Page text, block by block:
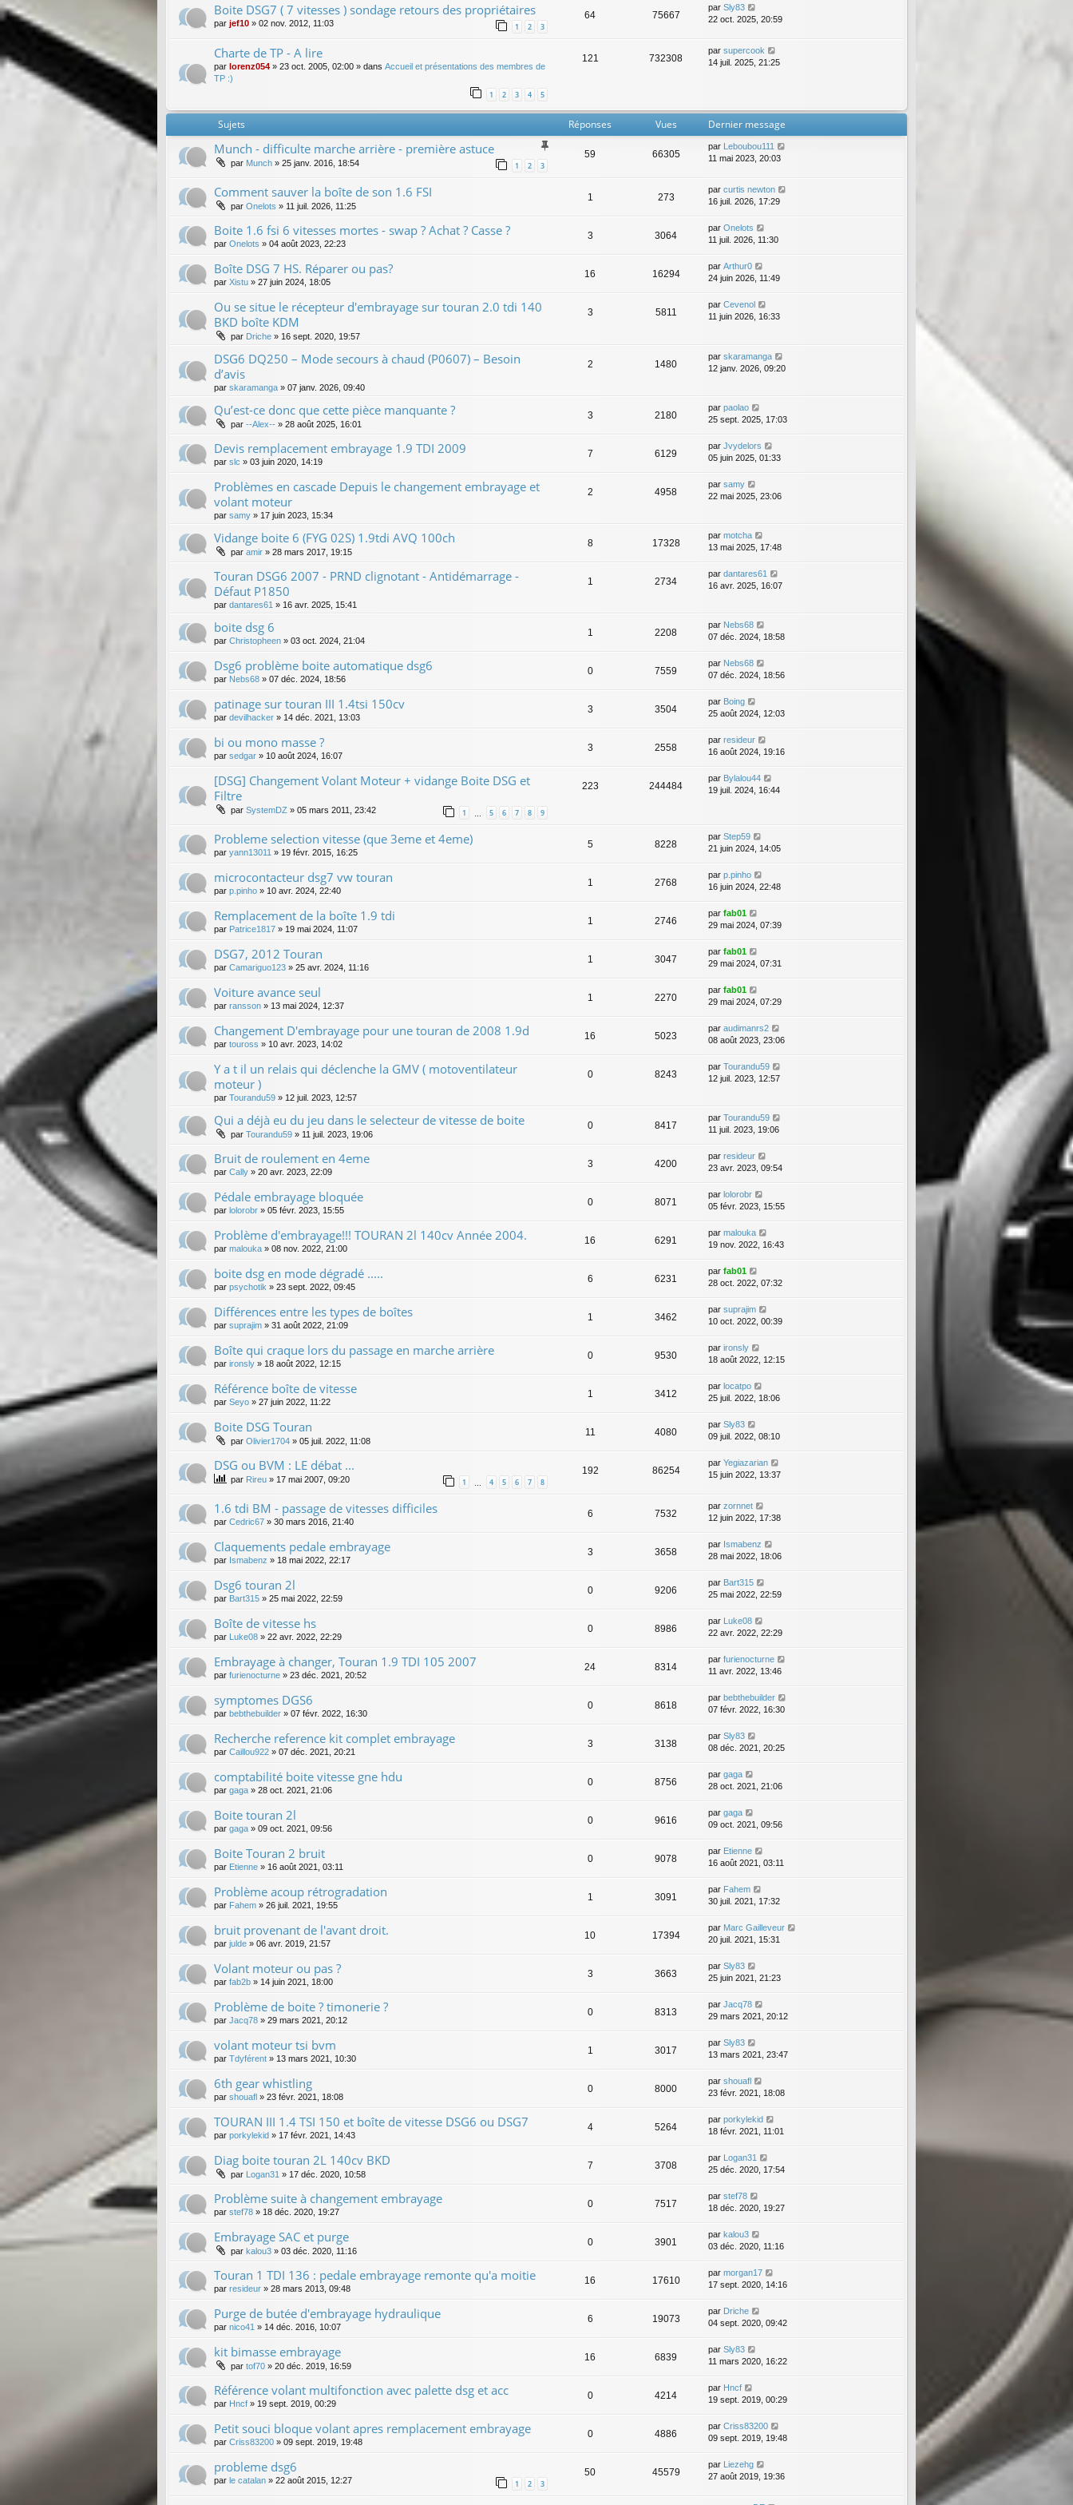
Boite DSG7 ( 7 vitesses ) sondage retours des propriétaires
par jef10 » 02 nov. 2012, 11:03 1 2 3
64 75667
par Sly83
22 oct. 2025, 20:59
Charte de TP - A lire
par lorenz054 » 23 oct. 2005, 02:00 » dans Accueil et présentations des membres de
TP :)
1 2 3 4 5
121 732308
par supercook
14 juil. 2025, 21:25
Sujets Réponses Vues Dernier message
Munch - difficulte marche arrière - première astuce
par Munch » 25 janv. 2016, 18:54 1 2 3
59 66305
par Leboubou111
11 mai 2023, 20:03
Comment sauver la boîte de son 1.6 FSI
par Onelots » 11 juil. 2026, 11:25
1 273
par curtis newton
16 juil. 2026, 17:29
Boite 1.6 fsi 6 vitesses mortes - swap ? Achat ? Casse ?
par Onelots » 04 août 2023, 22:23
3 3064
par Onelots
11 juil. 2026, 11:30
Boîte DSG 7 HS. Réparer ou pas?
par Xistu » 27 juin 2024, 18:05
16 16294
par Arthur0
24 juin 2026, 11:49
Ou se situe le récepteur d'embrayage sur touran 2.0 tdi 140
BKD boîte KDM
par Driche » 16 sept. 2020, 19:57
3 5811
par Cevenol
11 juin 2026, 16:33
DSG6 DQ250 – Mode secours à chaud (P0607) – Besoin
d’avis
par skaramanga » 07 janv. 2026, 09:40
2 1480
par skaramanga
12 janv. 2026, 09:20
Qu’est-ce donc que cette pièce manquante ?
par --Alex-- » 28 août 2025, 16:01
3 2180
par paolao
25 sept. 2025, 17:03
Devis remplacement embrayage 1.9 TDI 2009
par slc » 03 juin 2020, 14:19
7 6129
par Jvydelors
05 juin 2025, 01:33
Problèmes en cascade Depuis le changement embrayage et
volant moteur
par samy » 17 juin 2023, 15:34
2 4958
par samy
22 mai 2025, 23:06
Vidange boite 6 (FYG 02S) 1.9tdi AVQ 100ch
par amir » 28 mars 2017, 19:15
8 17328
par motcha
13 mai 2025, 17:48
Touran DSG6 2007 - PRND clignotant - Antidémarrage -
Défaut P1850
par dantares61 » 16 avr. 2025, 15:41
1 2734
par dantares61
16 avr. 2025, 16:07
boite dsg 6
par Christopheen » 03 oct. 2024, 21:04
1 2208
par Nebs68
07 déc. 2024, 18:58
Dsg6 problème boite automatique dsg6
par Nebs68 » 07 déc. 2024, 18:56
0 7559
par Nebs68
07 déc. 2024, 18:56
patinage sur touran III 1.4tsi 150cv
par devilhacker » 14 déc. 2021, 13:03
3 3504
par Boing
25 août 2024, 12:03
bi ou mono masse ?
par sedgar » 10 août 2024, 16:07
3 2558
par resideur
16 août 2024, 19:16
[DSG] Changement Volant Moteur + vidange Boite DSG et
Filtre
par SystemDZ » 05 mars 2011, 23:42 1 5 6 7 8 9
223 244484
par Bylalou44
19 juil. 2024, 16:44
Probleme selection vitesse (que 3eme et 4eme)
par yann13011 » 19 févr. 2015, 16:25
5 8228
par Step59
21 juin 2024, 14:05
microcontacteur dsg7 vw touran
par p.pinho » 10 avr. 2024, 22:40
1 2768
par p.pinho
16 juin 2024, 22:48
Remplacement de la boîte 1.9 tdi
par Patrice1817 » 19 mai 2024, 11:07
1 2746
par fab01
29 mai 2024, 07:39
DSG7, 2012 Touran
par Camariguo123 » 25 avr. 2024, 11:16
1 3047
par fab01
29 mai 2024, 07:31
Voiture avance seul
par ransson » 13 mai 2024, 12:37
1 2270
par fab01
29 mai 2024, 07:29
Changement D'embrayage pour une touran de 2008 1.9d
par touross » 10 avr. 2023, 14:02
16 5023
par audimanrs2
08 août 2023, 23:06
Y a t il un relais qui déclenche la GMV ( motoventilateur
moteur )
par Tourandu59 » 12 juil. 2023, 12:57
0 8243
par Tourandu59
12 juil. 2023, 12:57
Qui a déjà eu du jeu dans le selecteur de vitesse de boite
par Tourandu59 » 11 juil. 2023, 19:06
0 8417
par Tourandu59
11 juil. 2023, 19:06
Bruit de roulement en 4eme
par Cally » 20 avr. 2023, 22:09
3 4200
par resideur
23 avr. 2023, 09:54
Pédale embrayage bloquée
par lolorobr » 05 févr. 2023, 15:55
0 8071
par lolorobr
05 févr. 2023, 15:55
Problème d'embrayage!!! TOURAN 2l 140cv Année 2004.
par malouka » 08 nov. 2022, 21:00
16 6291
par malouka
19 nov. 2022, 16:43
boite dsg en mode dégradé .....
par psychotik » 23 sept. 2022, 09:45
6 6231
par fab01
28 oct. 2022, 07:32
Différences entre les types de boîtes
par suprajim » 31 août 2022, 21:09
1 3462
par suprajim
10 oct. 2022, 00:39
Boîte qui craque lors du passage en marche arrière
par ironsly » 18 août 2022, 12:15
0 9530
par ironsly
18 août 2022, 12:15
Référence boîte de vitesse
par Seyo » 27 juin 2022, 11:22
1 3412
par locatpo
25 juil. 2022, 18:06
Boite DSG Touran
par Olivier1704 » 05 juil. 2022, 11:08
11 4080
par Sly83
09 juil. 2022, 08:10
DSG ou BVM : LE débat ...
par Rireu » 17 mai 2007, 09:20 1 4 5 6 7 8
192 86254
par Yegiazarian
15 juin 2022, 13:37
1.6 tdi BM - passage de vitesses difficiles
par Cedric67 » 30 mars 2016, 21:40
6 7532
par zornnet
12 juin 2022, 17:38
Claquements pedale embrayage
par Ismabenz » 18 mai 2022, 22:17
3 3658
par Ismabenz
28 mai 2022, 18:06
Dsg6 touran 2l
par Bart315 » 25 mai 2022, 22:59
0 9206
par Bart315
25 mai 2022, 22:59
Boîte de vitesse hs
par Luke08 » 22 avr. 2022, 22:29
0 8986
par Luke08
22 avr. 2022, 22:29
Embrayage à changer, Touran 1.9 TDI 105 2007
par furienocturne » 23 déc. 2021, 20:52
24 8314
par furienocturne
11 avr. 2022, 13:46
symptomes DGS6
par bebthebuilder » 07 févr. 2022, 16:30
0 8618
par bebthebuilder
07 févr. 2022, 16:30
Recherche reference kit complet embrayage
par Caillou922 » 07 déc. 2021, 20:21
3 3138
par Sly83
08 déc. 2021, 20:25
comptabilité boite vitesse gne hdu
par gaga » 28 oct. 2021, 21:06
0 8756
par gaga
28 oct. 2021, 21:06
Boite touran 2l
par gaga » 09 oct. 2021, 09:56
0 9616
par gaga
09 oct. 2021, 09:56
Boite Touran 2 bruit
par Etienne » 16 août 2021, 03:11
0 9078
par Etienne
16 août 2021, 03:11
Problème acoup rétrogradation
par Fahem » 26 juil. 2021, 19:55
1 3091
par Fahem
30 juil. 2021, 17:32
bruit provenant de l'avant droit.
par julde » 06 avr. 2019, 21:57
10 17394
par Marc Gailleveur
20 juil. 2021, 15:31
Volant moteur ou pas ?
par fab2b » 14 juin 2021, 18:00
3 3663
par Sly83
25 juin 2021, 21:23
Problème de boite ? timonerie ?
par Jacq78 » 29 mars 2021, 20:12
0 8313
par Jacq78
29 mars 2021, 20:12
volant moteur tsi bvm
par Tdyférent » 13 mars 2021, 10:30
1 3017
par Sly83
13 mars 2021, 23:47
6th gear whistling
par shouafl » 23 févr. 2021, 18:08
0 8000
par shouafl
23 févr. 2021, 18:08
TOURAN III 1.4 TSI 150 et boîte de vitesse DSG6 ou DSG7
par porkylekid » 17 févr. 2021, 14:43
4 5264
par porkylekid
18 févr. 2021, 11:01
Diag boite touran 2L 140cv BKD
par Logan31 » 17 déc. 2020, 10:58
7 3708
par Logan31
25 déc. 2020, 17:54
Problème suite à changement embrayage
par stef78 » 18 déc. 2020, 19:27
0 7517
par stef78
18 déc. 2020, 19:27
Embrayage SAC et purge
par kalou3 » 03 déc. 2020, 11:16
0 3901
par kalou3
03 déc. 2020, 11:16
Touran 1 TDI 136 : pedale embrayage remonte qu'a moitie
par resideur » 28 mars 2013, 09:48
16 17610
par morgan17
17 sept. 2020, 14:16
Purge de butée d'embrayage hydraulique
par nico41 » 14 déc. 2016, 10:07
6 19073
par Driche
04 sept. 2020, 09:42
kit bimasse embrayage
par tof70 » 20 déc. 2019, 16:59
16 6839
par Sly83
11 mars 2020, 16:22
Référence volant multifonction avec palette dsg et acc
par Hncf » 19 sept. 2019, 00:29
0 4214
par Hncf
19 sept. 2019, 00:29
Petit souci bloque volant apres remplacement embrayage
par Criss83200 » 09 sept. 2019, 19:48
0 4886
par Criss83200
09 sept. 2019, 19:48
probleme dsg6
par le catalan » 22 août 2015, 12:27 1 2 3
50 45579
par Liezehg
27 août 2019, 19:36